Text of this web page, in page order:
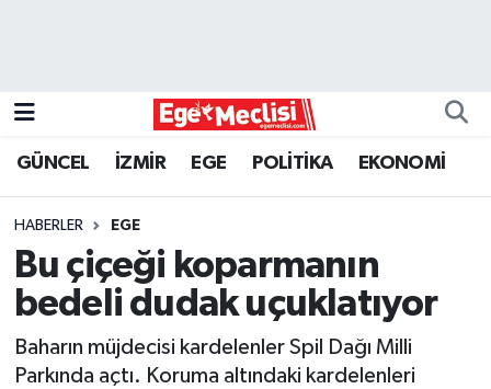
GÜNCEL İZMİR EGE POLİTİKA EKONOMİ
HABERLER EGE
Bu çiçeği koparmanın
bedeli dudak uçuklatıyor
Baharın müjdecisi kardelenler Spil Dağı Milli
Parkında açtı. Koruma altındaki kardelenleri
GÜNCEL
İZMİR
ÖZEL HABER
POLİTİKA